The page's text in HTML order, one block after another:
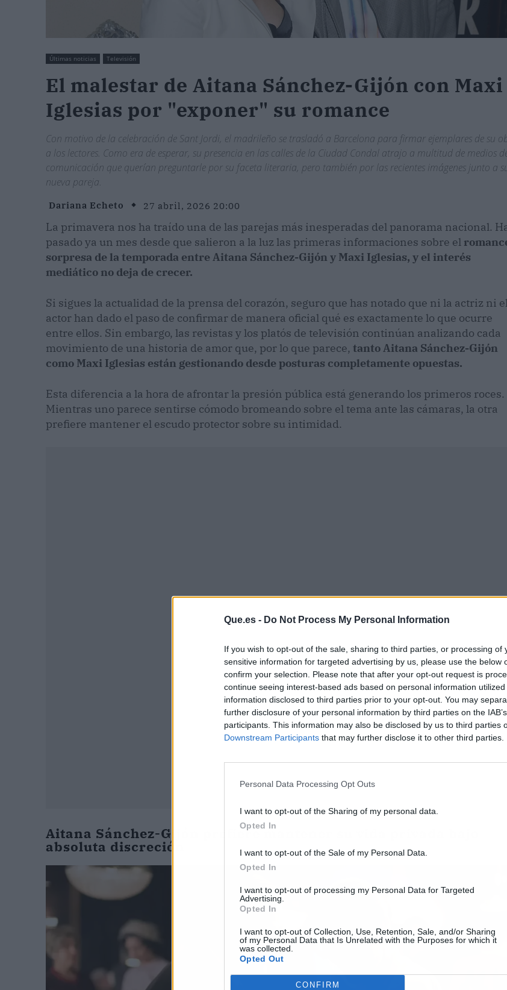
Que.es - Do Not Process My Personal Information
If you wish to opt-out of the sale, sharing to third parties, or processing of
sensitive information for targeted advertising by us, please use the below
confirm your selection. Please note that after your opt-out request is
continue seeing interest-based ads based on personal information
information disclosed to third parties prior to your opt-out. You may
further disclosure of your personal information by third parties on the
participants. This information may also be disclosed by us to third parties
Downstream Participants that may further disclose it to other third parties.
Personal Data Processing Opt Outs
I want to opt-out of the Sharing of my personal data.
Opted In
I want to opt-out of the Sale of my Personal Data.
Opted In
I want to opt-out of processing my Personal Data for Targeted
Advertising.
Opted In
I want to opt-out of Collection, Use, Retention, Sale, and/or Sharing
of my Personal Data that Is Unrelated with the Purposes for which it
was collected.
Opted Out
CONFIRM
Últimas noticias Televisión
El malestar de Aitana Sánchez-Gijón con Maxi
Iglesias por "exponer" su romance
Con motivo de la celebración de Sant Jordi, el madrileño se trasladó a Barcelona para firmar ejemplares de su
a los lectores. Como era de esperar, su presencia en las calles de la Ciudad Condal atrajo a multitud de medios
comunicación que querían preguntarle por su faceta literaria, pero también por las recientes imágenes junto a
nueva pareja.
Dariana Echeto 27 abril, 2026 20:00
La primavera nos ha traído una de las parejas más inesperadas del panorama nacional.
pasado ya un mes desde que salieron a la luz las primeras informaciones sobre el
sorpresa de la temporada entre Aitana Sánchez-Gijón y Maxi Iglesias, y el interés
mediático no deja de crecer.
Si sigues la actualidad de la prensa del corazón, seguro que has notado que ni la actriz ni
actor han dado el paso de confirmar de manera oficial qué es exactamente lo que ocurre
entre ellos. Sin embargo, las revistas y los platós de televisión continúan analizando cada
movimiento de una historia de amor que, por lo que parece, tanto Aitana Sánchez-Gijón
como Maxi Iglesias están gestionando desde posturas completamente opuestas.
Esta diferencia a la hora de afrontar la presión pública está generando los primeros roces.
Mientras uno parece sentirse cómodo bromeando sobre el tema ante las cámaras, la otra
prefiere mantener el escudo protector sobre su intimidad.
Aitana Sánchez-Gijón prefiere mantener su vida privada bajo
absoluta discreción